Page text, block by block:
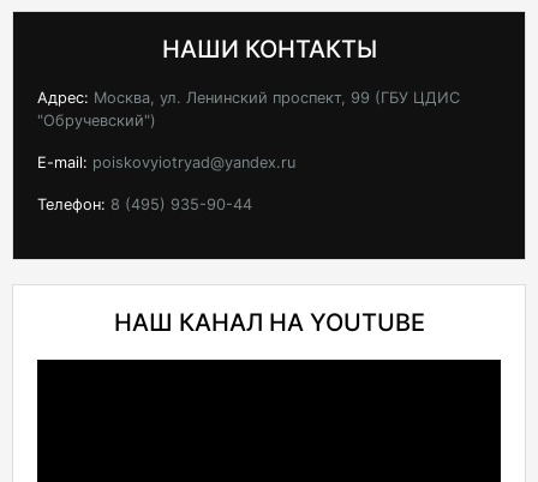
НАШИ КОНТАКТЫ
Адрес: Москва, ул. Ленинский проспект, 99 (ГБУ ЦДИС
"Обручевский")
E-mail: poiskovyiotryad@yandex.ru
Телефон: 8 (495) 935-90-44
НАШ КАНАЛ НА YOUTUBE